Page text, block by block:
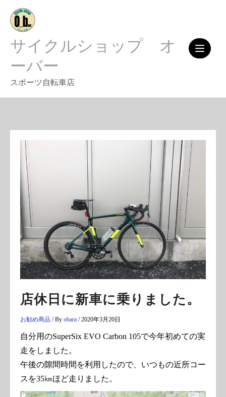
content
サイクルショップ オ
ーバー
スポーツ自転車店
店休日に新車に乗りました。
お勧め商品 / By obara /2020年3月20日
自分用のSuperSix EVO Carbon 105で今年初めての実
走をしました。
午後の隙間時間を利用したので、いつもの近所コー
スを35㎞ほど走りました。